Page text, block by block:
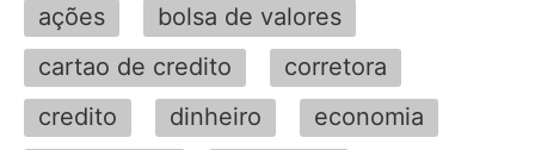
ações
bolsa de valores
cartao de credito
corretora
credito
dinheiro
economia